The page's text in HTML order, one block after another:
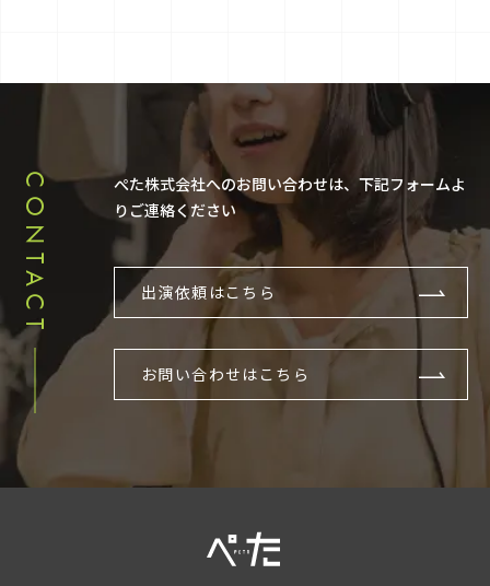
CONTACT
ぺた株式会社へのお問い合わせは、下記フォームよ
りご連絡ください
出演依頼はこちら
お問い合わせはこちら